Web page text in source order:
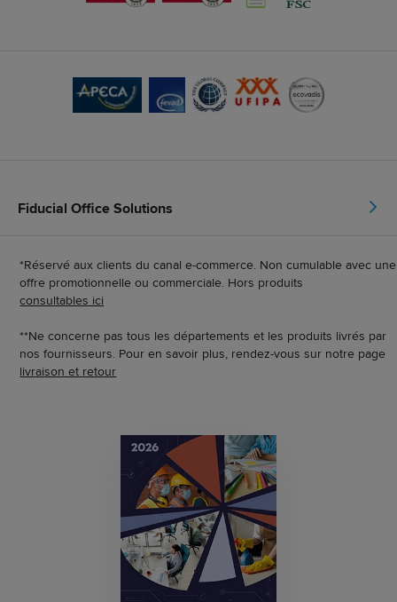
Fiducial Office Solutions
*Réservé aux clients du canal e-commerce. Non cumulable avec une
offre promotionnelle ou commerciale. Hors produits
consultables ici
**Ne concerne pas tous les départements et les produits livrés par
nos fournisseurs. Pour en savoir plus, rendez-vous sur notre page
livraison et retour